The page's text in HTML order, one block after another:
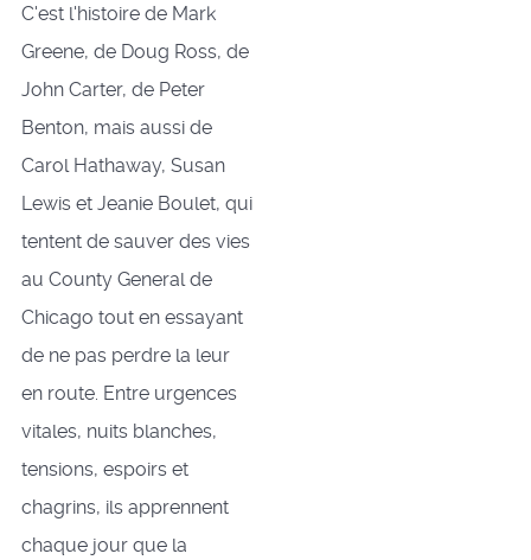
C'est l'histoire de Mark
Greene, de Doug Ross, de
John Carter, de Peter
Benton, mais aussi de
Carol Hathaway, Susan
Lewis et Jeanie Boulet, qui
tentent de sauver des vies
au County General de
Chicago tout en essayant
de ne pas perdre la leur
en route. Entre urgences
vitales, nuits blanches,
tensions, espoirs et
chagrins, ils apprennent
chaque jour que la